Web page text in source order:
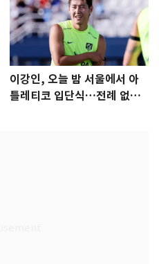
이강인, 오늘 밤 서울에서 아
틀레티코 입단식…전례 없는